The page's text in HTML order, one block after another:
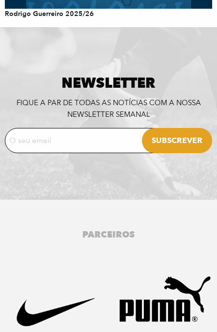
Rodrigo Guerreiro 2025/26
NEWSLETTER
FIQUE A PAR DE TODAS AS NOTÍCIAS COM A NOSSA
NEWSLETTER SEMANAL
PARCEIROS